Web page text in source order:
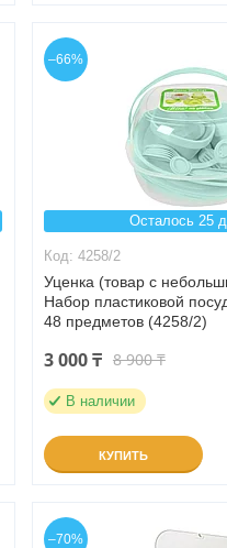
–66%
Осталось 25
4258/2
Уценка (товар с
Набор пластиковой
48 предметов (4258/2)
3 000 ₸ 8 900 ₸
В наличии
КУПИТЬ
–70%